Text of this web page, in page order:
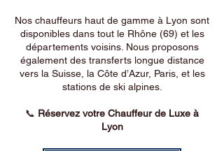
Nos chauffeurs haut de gamme à Lyon sont
disponibles dans tout le Rhône (69) et les
départements voisins. Nous proposons
également des transferts longue distance
vers la Suisse, la Côte d’Azur, Paris, et les
stations de ski alpines.
📞 Réservez votre Chauffeur de Luxe à
Lyon